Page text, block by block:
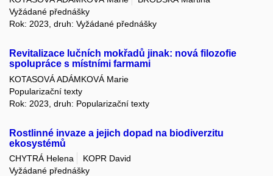
Vyžádané přednášky
Rok: 2023, druh: Vyžádané přednášky
Revitalizace lučních mokřadů jinak: nová filozofie
spolupráce s místními farmami
KOTASOVÁ ADÁMKOVÁ Marie
Popularizační texty
Rok: 2023, druh: Popularizační texty
Rostlinné invaze a jejich dopad na biodiverzitu
ekosystémů
CHYTRÁ Helena
KOPR David
Vyžádané přednášky